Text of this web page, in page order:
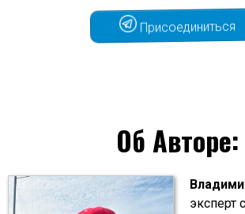
Присоединиться
Об Авторе:
эксперт